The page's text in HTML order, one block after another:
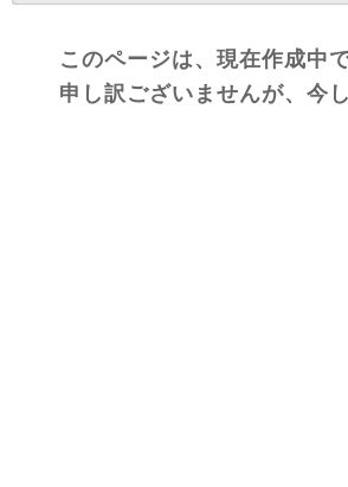
このページは、現在作成中で
申し訳ございませんが、今